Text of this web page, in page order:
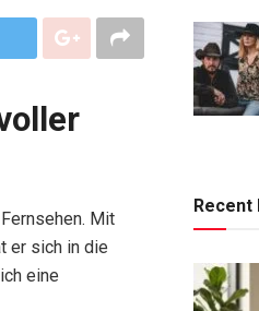
Mit
er sich in die
eine
Recent